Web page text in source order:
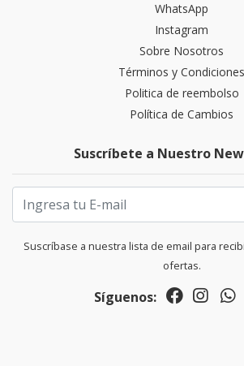
WhatsApp
Instagram
Sobre Nosotros
Términos y Condiciones
Politica de reembolso
Política de Cambios
Suscríbete a Nuestro
Suscríbase a nuestra lista de email para
ofertas.
Síguenos: